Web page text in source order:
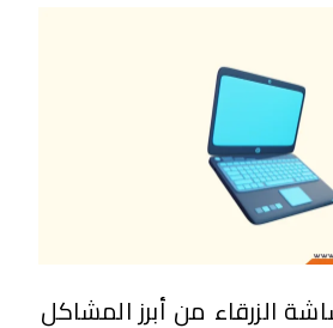
الزرقاء من أبرز المشاكل